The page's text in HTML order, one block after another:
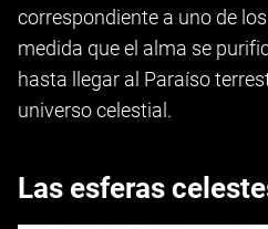
correspondiente a uno de
medida que el alma se
hasta llegar al Paraíso
universo celestial.
Las esferas